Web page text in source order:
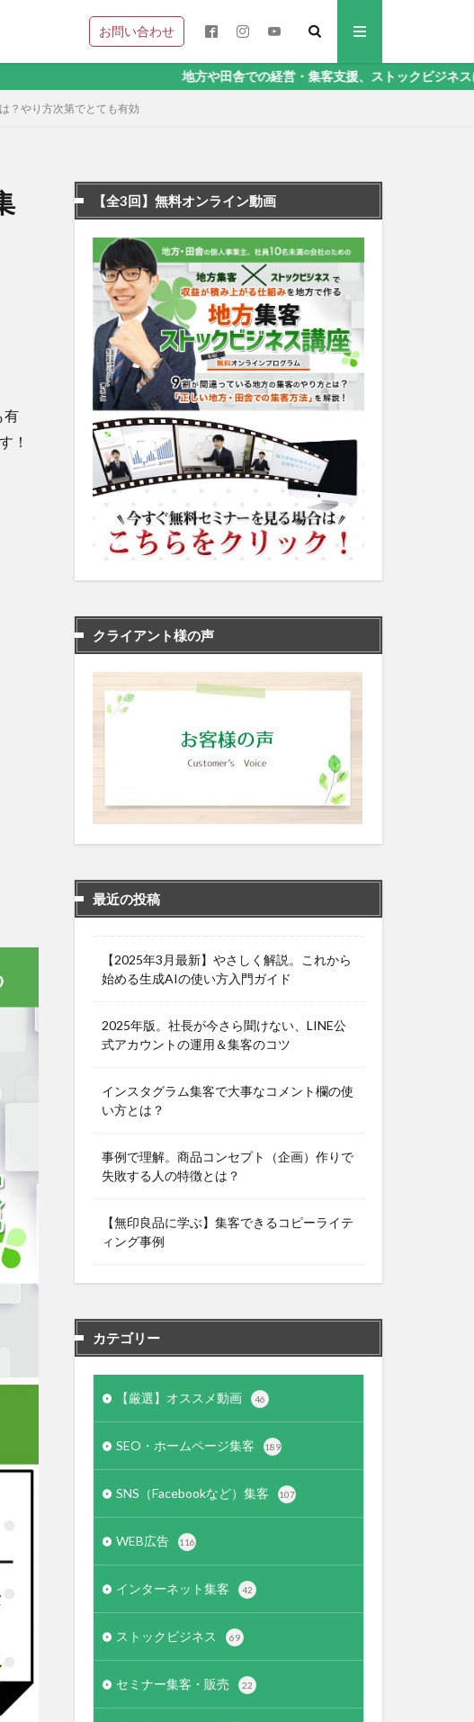
お問い合わせ
地方や田舎での経営・集客支援、ストックビジネスに関すること
？やり方次第でとても有効
有
！
【全3回】無料オンライン動画
クライアント様の声
最近の投稿
【2025年3月最新】やさしく解説。これから
始める生成AIの使い方入門ガイド
2025年版。社長が今さら聞けない、LINE公
式アカウントの運用＆集客のコツ
インスタグラム集客で大事なコメント欄の使
い方とは？
事例で理解。商品コンセプト（企画）作りで
失敗する人の特徴とは？
【無印良品に学ぶ】集客できるコピーライテ
ィング事例
カテゴリー
【厳選】オススメ動画 46
SEO・ホームページ集客 189
SNS（Facebookなど）集客 107
WEB広告 116
インターネット集客 42
ストックビジネス 69
セミナー集客・販売 22